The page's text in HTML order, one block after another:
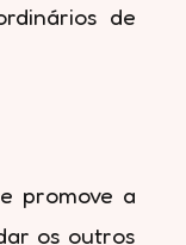
de
promove a
os outros